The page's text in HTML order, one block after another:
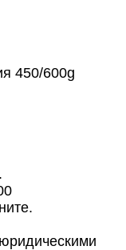
450/600g